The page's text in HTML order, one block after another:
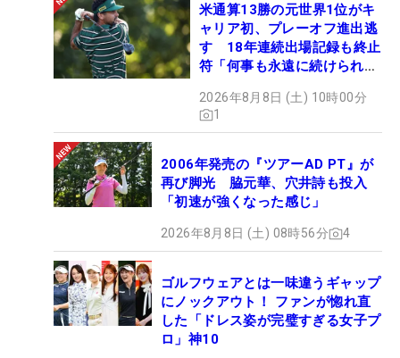
米通算13勝の元世界1位がキ
ャリア初、プレーオフ進出逃
す 18年連続出場記録も終止
符「何事も永遠に続けられな
2026年8月8日 (土) 10時00分
1
2006年発売の『ツアーAD PT』が
再び脚光 脇元華、穴井詩も投入
「初速が強くなった感じ」
2026年8月8日 (土) 08時56分 4
ゴルフウェアとは一味違うギャップ
にノックアウト！ ファンが惚れ直
した「ドレス姿が完璧すぎる女子プ
ロ」神10